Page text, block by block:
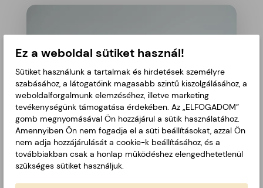
Ez a weboldal sütiket használ!
Sütiket használunk a tartalmak és hirdetések személyre
szabásához, a látogatóink magasabb szintű kiszolgálásához, a
weboldalforgalmunk elemzéséhez, illetve marketing
tevékenységünk támogatása érdekében. Az „ELFOGADOM”
gomb megnyomásával Ön hozzájárul a sütik használatához.
Amennyiben Ön nem fogadja el a süti beállításokat, azzal Ön
nem adja hozzájárulását a cookie-k beállításához, és a
továbbiakban csak a honlap működéshez elengedhetetlenül
szükséges sütiket használjuk.